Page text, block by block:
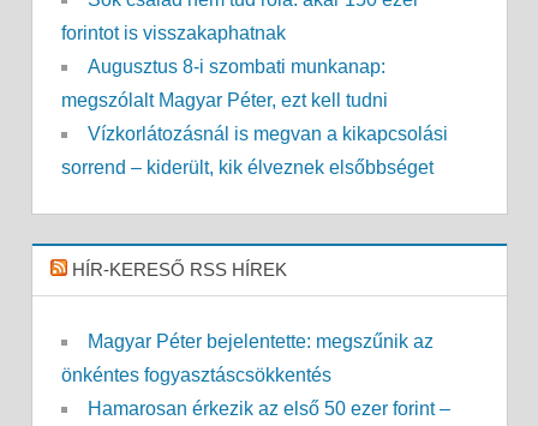
forintot is visszakaphatnak
Augusztus 8-i szombati munkanap:
megszólalt Magyar Péter, ezt kell tudni
Vízkorlátozásnál is megvan a kikapcsolási
sorrend – kiderült, kik élveznek elsőbbséget
HÍR-KERESŐ RSS HÍREK
Magyar Péter bejelentette: megszűnik az
önkéntes fogyasztáscsökkentés
Hamarosan érkezik az első 50 ezer forint –